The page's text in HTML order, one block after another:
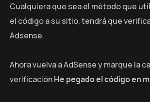
Cualquiera que sea el método que
el código a su sitio, tendrá que
Adsense.
Ahora vuelva a AdSense y marque la
verificaciónHe pegado el código en